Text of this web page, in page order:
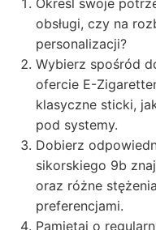
Określ swoje
obsługi, czy na
personalizacji?
Wybierz spośród
ofercie E-
klasyczne sticki,
pod systemy.
Dobierz
sikorskiego 9b
oraz różne
preferencjami.
Pamiętaj o